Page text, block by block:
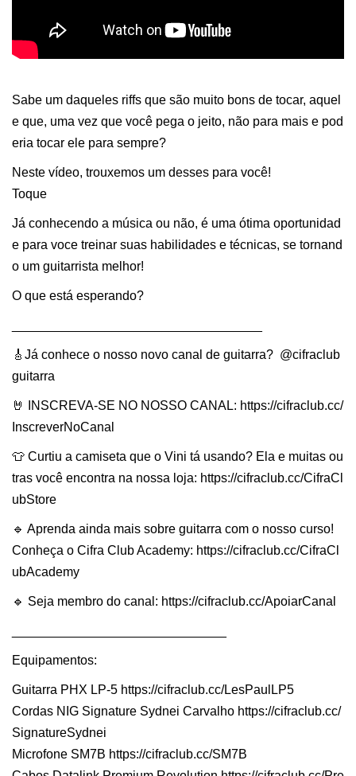
Sabe um daqueles riffs que são muito bons de tocar, aquel
e que, uma vez que você pega o jeito, não para mais e pod
eria tocar ele para sempre?
Neste vídeo, trouxemos um desses para você!
Toque
Já conhecendo a música ou não, é uma ótima oportunidad
e para voce treinar suas habilidades e técnicas, se tornand
o um guitarrista melhor!
O que está esperando?
🎸Já conhece o nosso novo canal de guitarra? @cifraclub
guitarra
🤘 INSCREVA-SE NO NOSSO CANAL: https://cifraclub.cc/
InscreverNoCanal
👕 Curtiu a camiseta que o Vini tá usando? Ela e muitas ou
tras você encontra na nossa loja: https://cifraclub.cc/CifraCl
ubStore
🔹 Aprenda ainda mais sobre guitarra com o nosso curso!
Conheça o Cifra Club Academy: https://cifraclub.cc/CifraCl
ubAcademy
🔹 Seja membro do canal: https://cifraclub.cc/ApoiarCanal
Equipamentos:
Guitarra PHX LP-5 https://cifraclub.cc/LesPaulLP5
Cordas NIG Signature Sydnei Carvalho https://cifraclub.cc/
SignatureSydnei
Microfone SM7B https://cifraclub.cc/SM7B